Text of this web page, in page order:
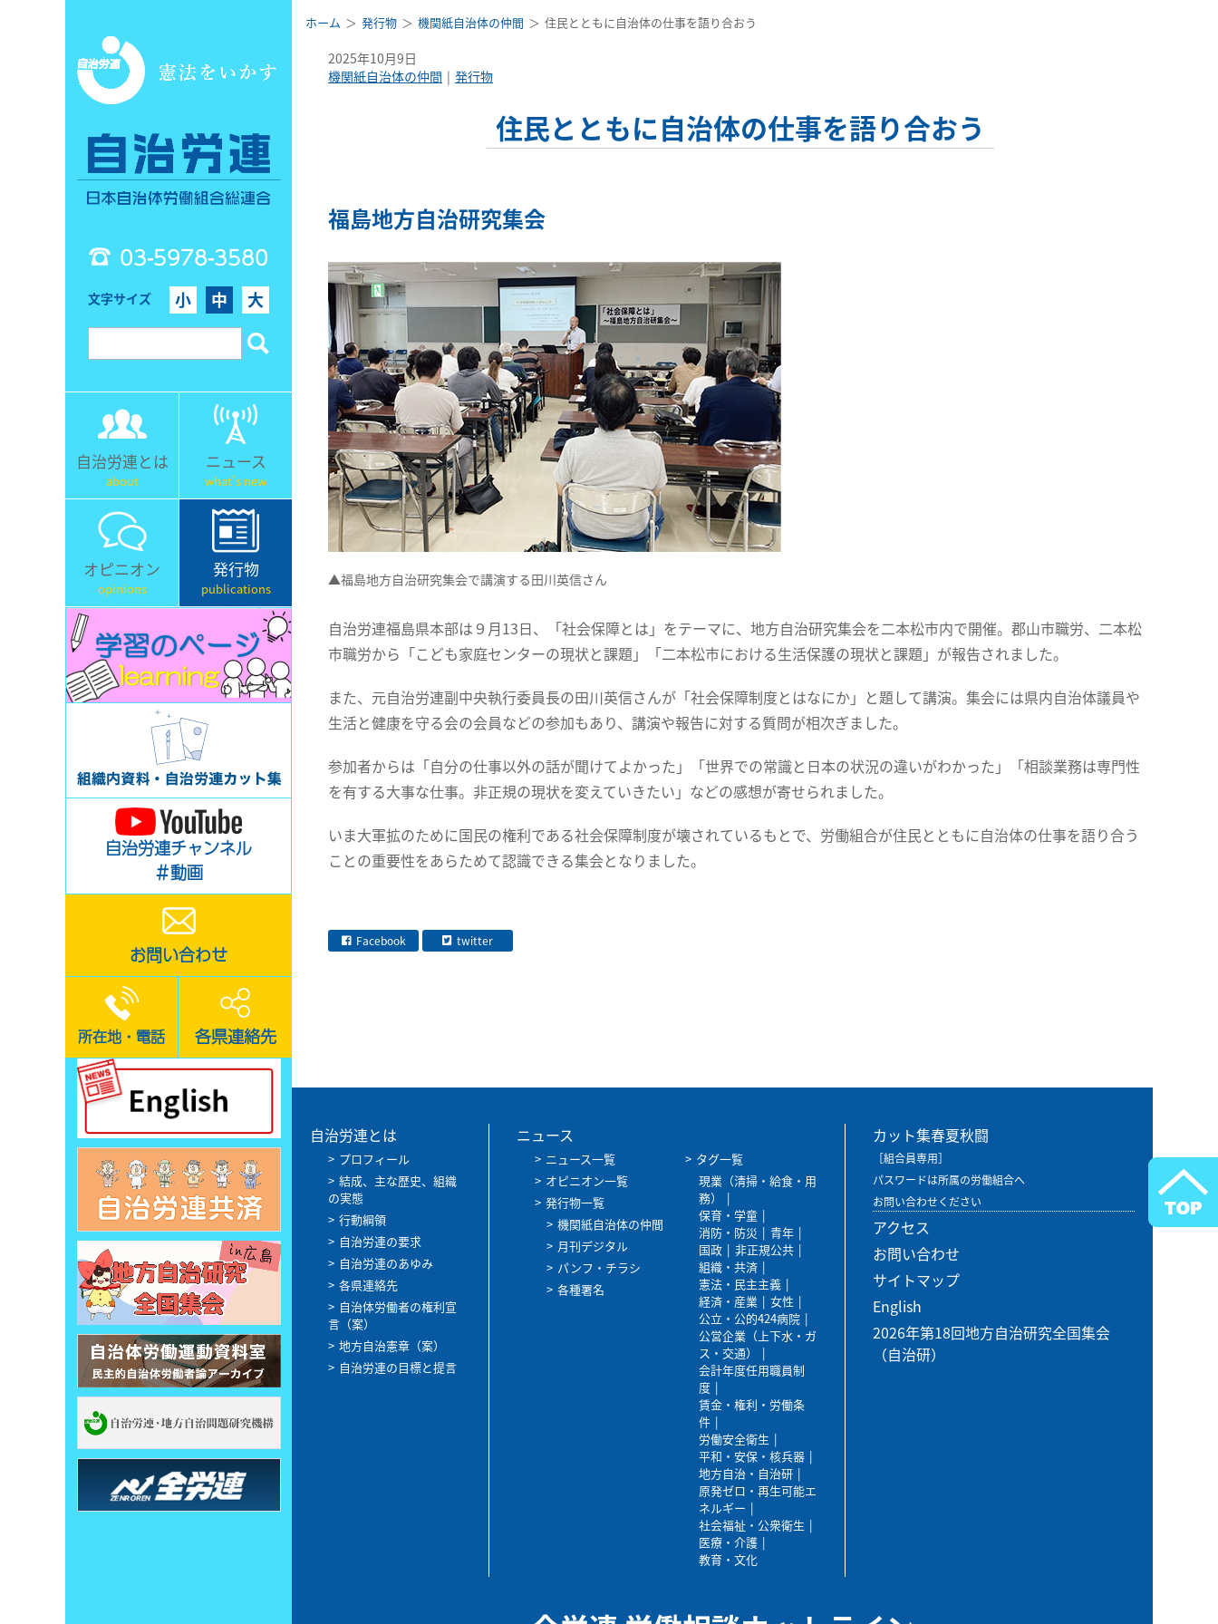
03-5978-3580
文字サイズ 小 中 大
自治労連とは
about
ニュース
what's new
オピニオン
opinions
発行物
publications
自治労連チャンネル
＃動画
お問い合わせ
所在地・電話 各県連絡先
ホーム 発行物 機関紙自治体の仲間 住民とともに自治体の仕事を語り合おう
2025年10月9日
機関紙自治体の仲間
発行物
住民とともに自治体の仕事を語り合おう
福島地方自治研究集会
▲福島地方自治研究集会で講演する田川英信さん
自治労連福島県本部は９月13日、「社会保障とは」をテーマに、地方自治研究集会を二本松市内で開催。郡山市職労、二本松
市職労から「こども家庭センターの現状と課題」「二本松市における生活保護の現状と課題」が報告されました。
また、元自治労連副中央執行委員長の田川英信さんが「社会保障制度とはなにか」と題して講演。集会には県内自治体議員や
生活と健康を守る会の会員などの参加もあり、講演や報告に対する質問が相次ぎました。
参加者からは「自分の仕事以外の話が聞けてよかった」「世界での常識と日本の状況の違いがわかった」「相談業務は専門性
を有する大事な仕事。非正規の現状を変えていきたい」などの感想が寄せられました。
いま大軍拡のために国民の権利である社会保障制度が壊されているもとで、労働組合が住民とともに自治体の仕事を語り合う
ことの重要性をあらためて認識できる集会となりました。
Facebook twitter
自治労連とは
プロフィール
結成、主な歴史、組織
の実態
行動綱領
自治労連の要求
自治労連のあゆみ
各県連絡先
自治体労働者の権利宣
言（案）
地方自治憲章（案）
自治労連の目標と提言
ニュース
ニュース一覧
オピニオン一覧
発行物一覧
機関紙自治体の仲間
月刊デジタル
パンフ・チラシ
各種署名
タグ一覧
現業（清掃・給食・用
務）
保育・学童
消防・防災
青年
国政
非正規公共
組織・共済
憲法・民主主義
経済・産業
女性
公立・公的424病院
公営企業（上下水・ガ
ス・交通）
会計年度任用職員制
度
賃金・権利・労働条
件
労働安全衛生
平和・安保・核兵器
地方自治・自治研
原発ゼロ・再生可能エ
ネルギー
社会福祉・公衆衛生
医療・介護
教育・文化
カット集春夏秋闘
［組合員専用］
パスワードは所属の労働組合へ
お問い合わせください
アクセス
お問い合わせ
サイトマップ
English
2026年第18回地方自治研究全国集会
（自治研）